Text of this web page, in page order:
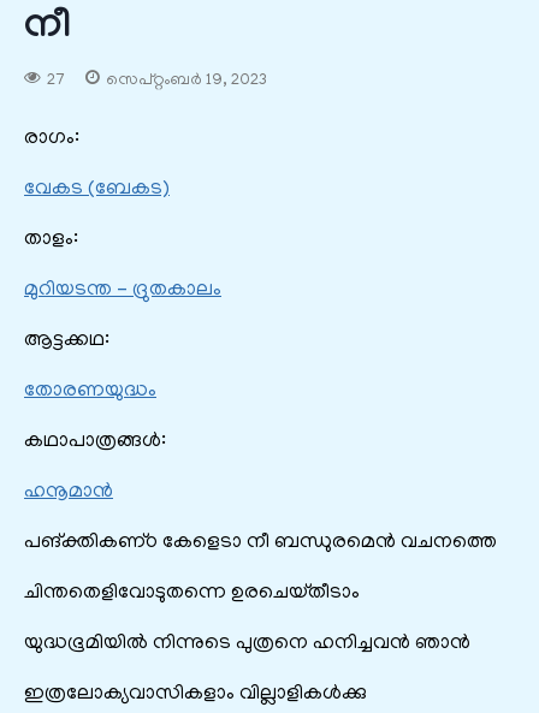
നീ
27 സെപ്റ്റംബർ 19, 2023
രാഗം:
വേകട (ബേകട)
താളം:
മുറിയടന്ത – ദ്രുതകാലം
ആട്ടക്കഥ:
തോരണയുദ്ധം
കഥാപാത്രങ്ങൾ:
ഹനൂമാൻ
പങ്‌ക്തികണ്‌ഠ കേളെടാ നീ ബന്ധുരമെന്‍ വചനത്തെ
ചിന്തതെളിവോടുതന്നെ ഉരചെയ്‌തീടാം
യുദ്ധഭൂമിയില്‍ നിന്നുടെ പുത്രനെ ഹനിച്ചവന്‍ ഞാന്‍
ഇത്രലോക്യവാസികളാം വില്ലാളികള്‍ക്കു